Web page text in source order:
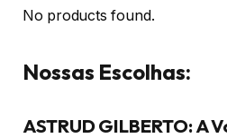
No products found.
Nossas Escolhas:
ASTRUD GILBERTO: A